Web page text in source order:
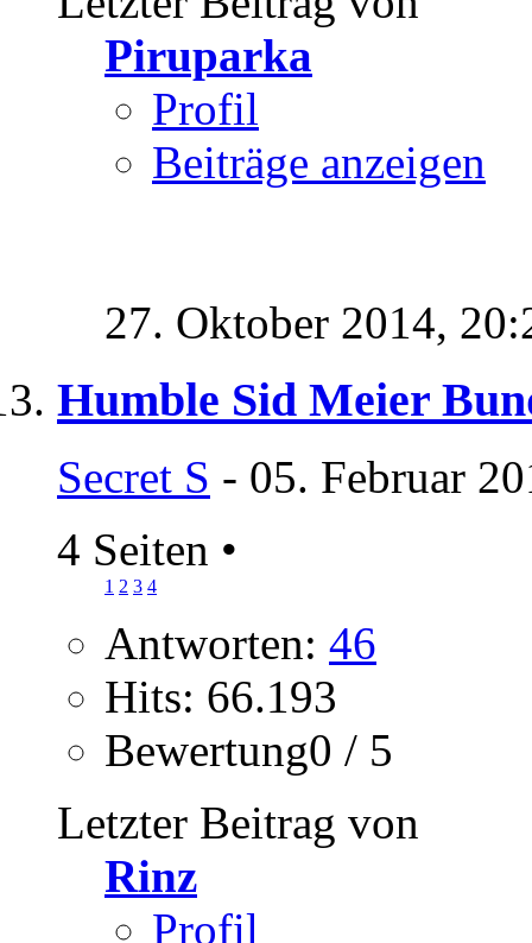
Piruparka
Profil
Beiträge anzeigen
27. Oktober 2014,
Humble Sid Meier
Secret S - 05. Februar
4 Seiten •
1 2 3 4
Antworten: 46
Hits: 66.193
Bewertung0 / 5
Letzter Beitrag von
Rinz
Profil